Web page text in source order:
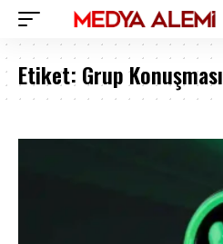
Etiket: Grup Konuşması